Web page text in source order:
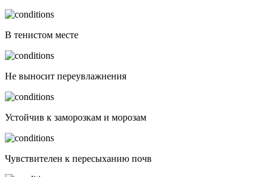
В тенистом месте
Не выносит переувлажнения
Устойчив к заморозкам и морозам
Чувствителен к пересыханию почв